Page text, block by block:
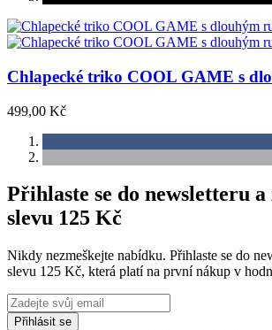
Chlapecké triko COOL GAME s
499,00 Kč
Přihlaste se do newsletteru a
slevu 125 Kč
Nikdy nezmeškejte nabídku. Přihlaste se do
slevu 125 Kč, která platí na první nákup v
Přihlásit se